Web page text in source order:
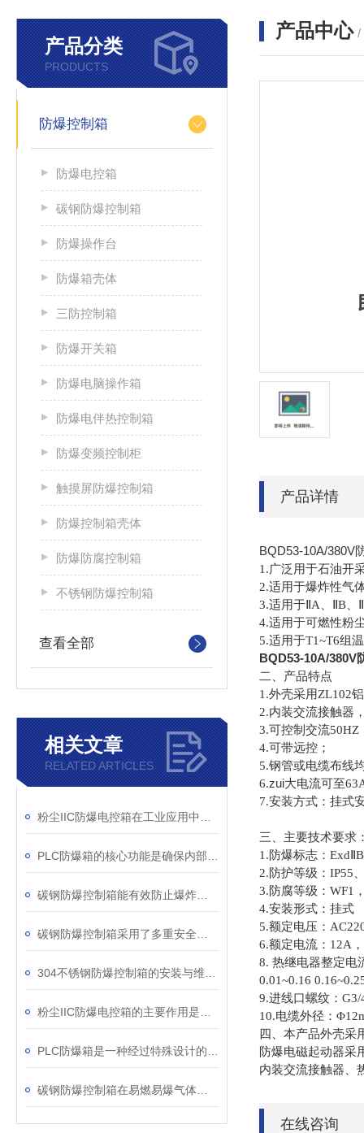
产品分类
PRODUCTS
防爆控制箱
防爆电控箱
碳钢防爆控制箱
防爆操作台
防爆箱壳体
三防控制箱
防爆开关箱
防爆电脑操作箱
防爆电伴热控制箱
防爆变频控制柜
触摸屏防爆控制箱
防爆控制箱壳体
防爆防腐控制箱
不锈钢防爆控制箱
查看全部
相关文章
RELATED ARTICLES
产品中心 /
产品详情
BQD53-10A/380V
1.广泛用于石油开
2.适用于爆炸性气
3.适用于ⅡA ⅡB
Ⅱ
4.适用于可燃性粉
5.适用于T1~T6组
BQD53-10A/380V
二、产品特点
1.外壳采用ZL102
2.内装交流接触器
3.可控制交流50HZ
4.可带远控；
5.钢管或电缆布线
6.zui大电流可至
7.安装方式：挂式
三、主要技术要求
1.防爆标志： ExdⅡ
2.防护等级： IP55
3.防腐等级： WF1
4.安装形式：挂式
5.额定电压：
6.额定电流： 12A ，
8. 热继电器整定电
0.01~0.16
9.进线口螺纹： G3/
10.电缆外径：
四、本产品外壳采
防爆电磁起动器采
内装交流接触器、
在线咨询